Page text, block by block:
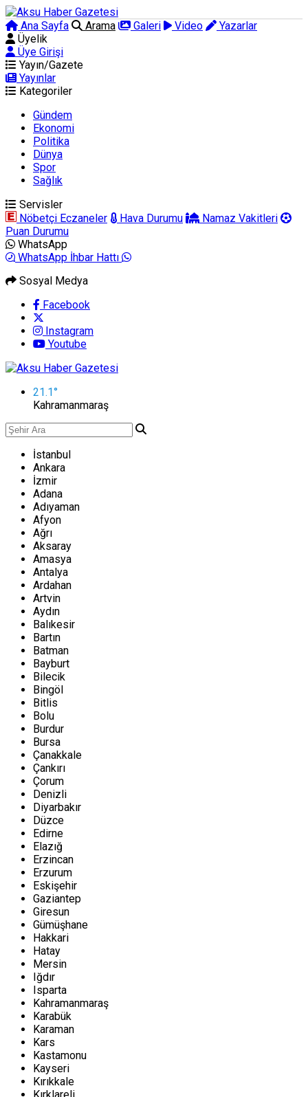
Ana Sayfa Arama Galeri Video
Yazarlar
Üyelik
Üye Girişi
Yayın/Gazete
Yayınlar
Kategoriler
Gündem
Ekonomi
Politika
Dünya
Spor
Sağlık
Servisler
Nöbetçi Eczaneler
Hava Durumu
Namaz Vakitleri
Puan Durumu
WhatsApp
WhatsApp İhbar Hattı
Sosyal Medya
Facebook
Instagram
Youtube
21.1°
Kahramanmaraş
İstanbul
Ankara
İzmir
Adana
Adıyaman
Afyon
Ağrı
Aksaray
Amasya
Antalya
Ardahan
Artvin
Aydın
Balıkesir
Bartın
Batman
Bayburt
Bilecik
Bingöl
Bitlis
Bolu
Burdur
Bursa
Çanakkale
Çankırı
Çorum
Denizli
Diyarbakır
Düzce
Edirne
Elazığ
Erzincan
Erzurum
Eskişehir
Gaziantep
Giresun
Gümüşhane
Hakkari
Hatay
Mersin
Iğdır
Isparta
Kahramanmaraş
Karabük
Karaman
Kars
Kastamonu
Kayseri
Kırıkkale